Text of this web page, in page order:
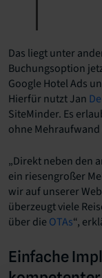
Das liegt unter
Buchungsoption
Google Hotel Ads
Hierfür nutzt Jan
SiteMinder. Es
ohne
„Direkt neben den
ein riesengroßer
wir auf unserer
überzeugt viele
über die OTAs“,
Einfache